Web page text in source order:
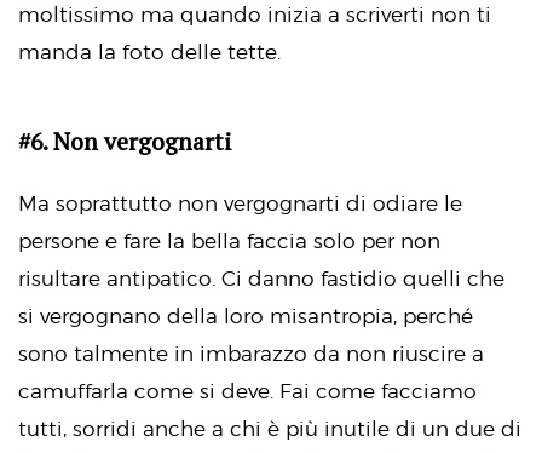
moltissimo ma quando inizia a scriverti non ti
manda la foto delle tette.
#6. Non vergognarti
Ma soprattutto non vergognarti di odiare le
persone e fare la bella faccia solo per non
risultare antipatico. Ci danno fastidio quelli che
si vergognano della loro misantropia, perché
sono talmente in imbarazzo da non riuscire a
camuffarla come si deve. Fai come facciamo
tutti, sorridi anche a chi è più inutile di un due di